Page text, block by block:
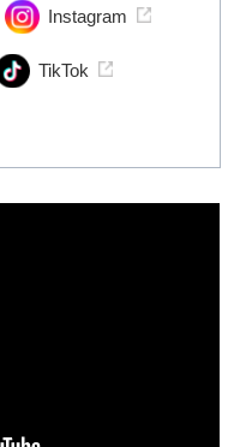
Instagram
TikTok